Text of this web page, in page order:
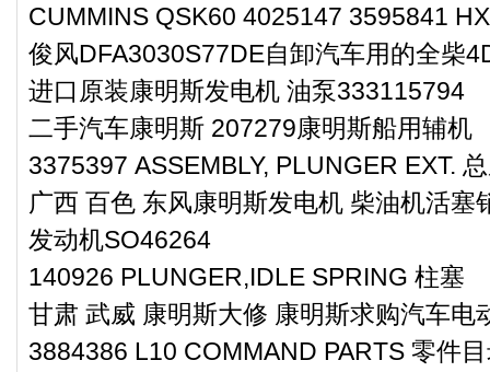
CUMMINS QSK60 4025147 3595841
俊风DFA3030S77DE自卸汽车用的全柴
进口原装康明斯发电机 油泵333115794
二手汽车康明斯 207279康明斯船用辅机
3375397 ASSEMBLY, PLUNGER EXT.
广西 百色 东风康明斯发电机 柴油机活塞
发动机SO46264
140926 PLUNGER,IDLE SPRING 柱塞
甘肃 武威 康明斯大修 康明斯求购汽车电
3884386 L10 COMMAND PARTS 零件